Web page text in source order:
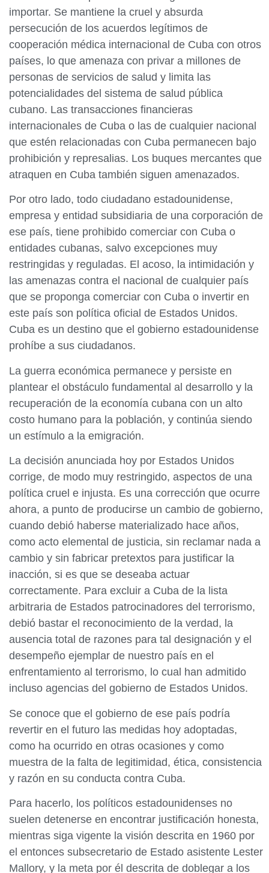
importar. Se mantiene la cruel y absurda
persecución de los acuerdos legítimos de
cooperación médica internacional de Cuba con otros
países, lo que amenaza con privar a millones de
personas de servicios de salud y limita las
potencialidades del sistema de salud pública
cubano. Las transacciones financieras
internacionales de Cuba o las de cualquier nacional
que estén relacionadas con Cuba permanecen bajo
prohibición y represalias. Los buques mercantes que
atraquen en Cuba también siguen amenazados.
Por otro lado, todo ciudadano estadounidense,
empresa y entidad subsidiaria de una corporación de
ese país, tiene prohibido comerciar con Cuba o
entidades cubanas, salvo excepciones muy
restringidas y reguladas. El acoso, la intimidación y
las amenazas contra el nacional de cualquier país
que se proponga comerciar con Cuba o invertir en
este país son política oficial de Estados Unidos.
Cuba es un destino que el gobierno estadounidense
prohíbe a sus ciudadanos.
La guerra económica permanece y persiste en
plantear el obstáculo fundamental al desarrollo y la
recuperación de la economía cubana con un alto
costo humano para la población, y continúa siendo
un estímulo a la emigración.
La decisión anunciada hoy por Estados Unidos
corrige, de modo muy restringido, aspectos de una
política cruel e injusta. Es una corrección que ocurre
ahora, a punto de producirse un cambio de gobierno,
cuando debió haberse materializado hace años,
como acto elemental de justicia, sin reclamar nada a
cambio y sin fabricar pretextos para justificar la
inacción, si es que se deseaba actuar
correctamente. Para excluir a Cuba de la lista
arbitraria de Estados patrocinadores del terrorismo,
debió bastar el reconocimiento de la verdad, la
ausencia total de razones para tal designación y el
desempeño ejemplar de nuestro país en el
enfrentamiento al terrorismo, lo cual han admitido
incluso agencias del gobierno de Estados Unidos.
Se conoce que el gobierno de ese país podría
revertir en el futuro las medidas hoy adoptadas,
como ha ocurrido en otras ocasiones y como
muestra de la falta de legitimidad, ética, consistencia
y razón en su conducta contra Cuba.
Para hacerlo, los políticos estadounidenses no
suelen detenerse en encontrar justificación honesta,
mientras siga vigente la visión descrita en 1960 por
el entonces subsecretario de Estado asistente Lester
Mallory, y la meta por él descrita de doblegar a los